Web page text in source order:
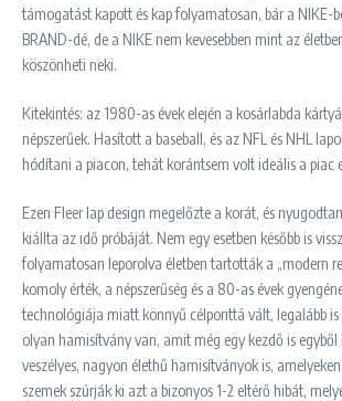
támogatást kapott és kap folyamatosan, bár a NIKE-
BRAND-dé, de a NIKE nem kevesebben mint az
köszönheti neki.
Kitekintés: az 1980-as évek elején a kosárlabda
népszerűek. Hasított a baseball, és az NFL és NHL
hódítani a piacon, tehát korántsem volt ideális a piac
Ezen Fleer lap design megelőzte a korát, és
kiállta az idő próbáját. Nem egy esetben később is
folyamatosan leporolva életben tartották a „modern
komoly érték, a népszerűség és a 80-as évek
technológiája miatt könnyű célponttá vált, legalább is
olyan hamisítvány van, amit még egy kezdő is
veszélyes, nagyon élethű hamisítványok is,
szemek szúrják ki azt a bizonyos 1-2 eltérő hibát,